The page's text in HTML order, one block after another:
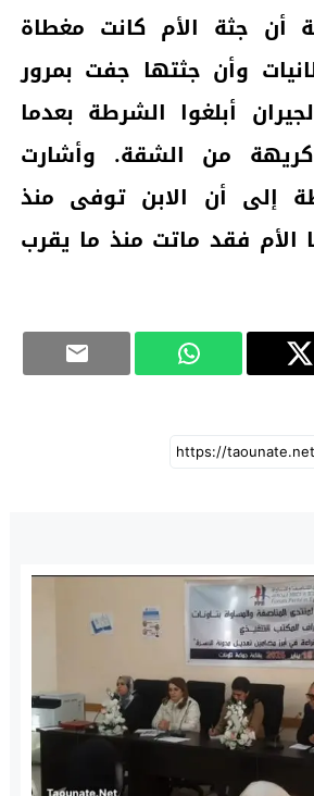
أن جثة الأم كانت مغطاة
وأن جثتها جفت بمرور
أبلغوا الشرطة بعدما
من الشقة. وأشارت
إلى أن الابن توفى منذ
الأم فقد ماتت منذ ما يقرب